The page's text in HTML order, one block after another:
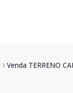
Venda TERRENO